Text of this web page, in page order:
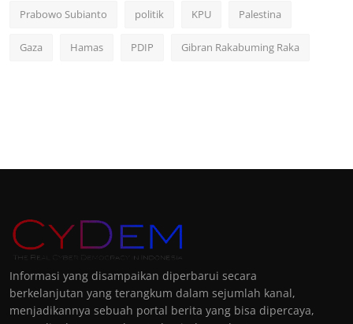
Prabowo Subianto politik KPU Palestina
Gaza Hamas PDIP Gibran Rakabuming Raka
Informasi yang disampaikan diperbarui secara
berkelanjutan yang terangkum dalam sejumlah kanal,
menjadikannya sebuah portal berita yang bisa dipercaya,